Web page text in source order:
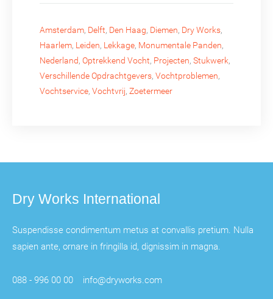
Amsterdam, Delft, Den Haag, Diemen, Dry Works,
Haarlem, Leiden, Lekkage, Monumentale Panden,
Nederland, Optrekkend Vocht, Projecten, Stukwerk,
Verschillende Opdrachtgevers, Vochtproblemen,
Vochtservice, Vochtvrij, Zoetermeer
Dry Works International
Suspendisse condimentum metus at convallis pretium. Nulla
sapien ante, ornare in fringilla id, dignissim in magna.
088 - 996 00 00 info@dryworks.com